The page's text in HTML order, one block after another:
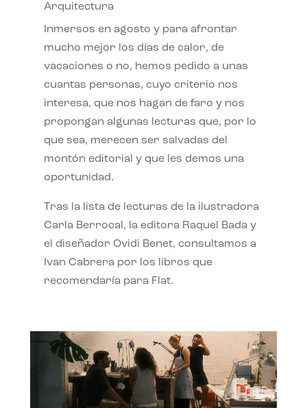
Arquitectura
Inmersos en agosto y para afrontar
mucho mejor los días de calor, de
vacaciones o no, hemos pedido a unas
cuantas personas, cuyo criterio nos
interesa, que nos hagan de faro y nos
propongan algunas lecturas que, por lo
que sea, merecen ser salvadas del
montón editorial y que les demos una
oportunidad.
Tras la lista de lecturas de la ilustradora
Carla Berrocal, la editora Raquel Bada y
el diseñador Ovidi Benet, consultamos a
Ivan Cabrera por los libros que
recomendaría para Flat.